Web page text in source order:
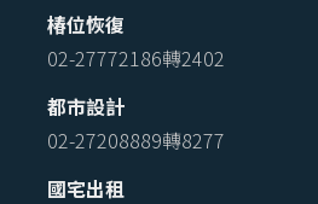
椿位恢復
02-27772186轉2402
都市設計
02-27208889轉8277
國宅出租